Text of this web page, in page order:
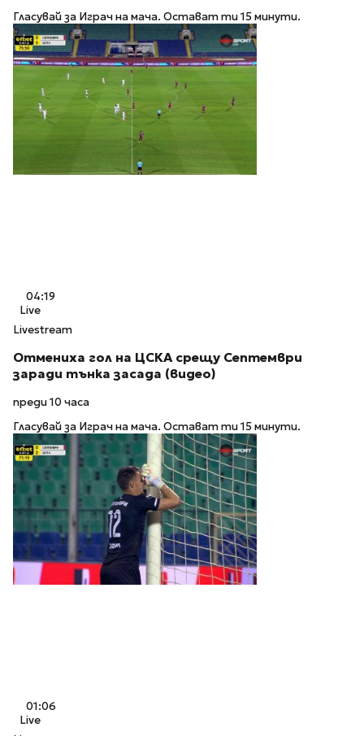
Гласувай за Играч на мача. Остават ти 15 минути.
04:19
Live
Livestream
Отмениха гол на ЦСКА срещу Септември
заради тънка засада (видео)
преди 10 часа
Гласувай за Играч на мача. Остават ти 15 минути.
01:06
Live